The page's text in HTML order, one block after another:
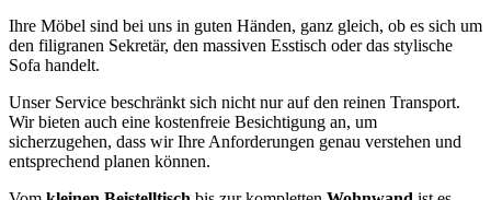
Ihre Möbel sind bei uns in guten Händen, ganz gleich, ob es sich um
den filigranen Sekretär, den massiven Esstisch oder das stylische
Sofa handelt.
Unser Service beschränkt sich nicht nur auf den reinen Transport.
Wir bieten auch eine kostenfreie Besichtigung an, um
sicherzugehen, dass wir Ihre Anforderungen genau verstehen und
entsprechend planen können.